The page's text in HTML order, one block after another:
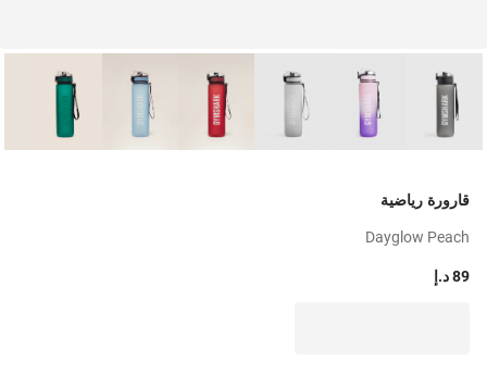
قارورة رياضية
Dayglow Peach
89 د.إ